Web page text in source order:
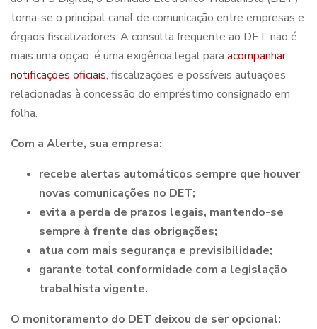
torna-se o principal canal de comunicação entre empresas e
órgãos fiscalizadores. A consulta frequente ao DET não é
mais uma opção: é uma exigência legal para acompanhar
notificações oficiais, fiscalizações e possíveis autuações
relacionadas à concessão do empréstimo consignado em
folha.
Com a Alerte, sua empresa:
recebe alertas automáticos sempre que houver
novas comunicações no DET;
evita a perda de prazos legais, mantendo-se
sempre à frente das obrigações;
atua com mais segurança e previsibilidade;
garante total conformidade com a legislação
trabalhista vigente.
O monitoramento do DET deixou de ser opcional: